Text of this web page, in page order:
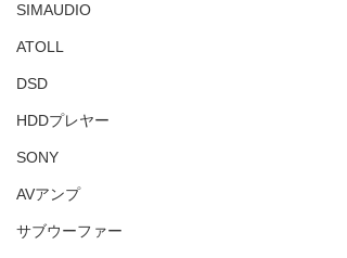
SIMAUDIO
ATOLL
DSD
HDDプレヤー
SONY
AVアンプ
サブウーファー